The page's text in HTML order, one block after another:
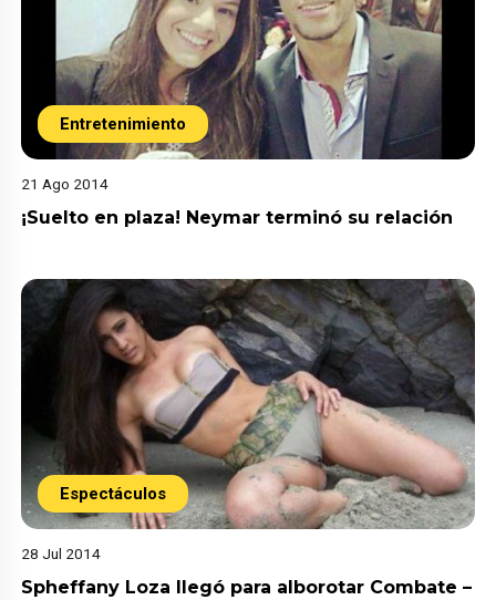
Entretenimiento
21 Ago 2014
¡Suelto en plaza! Neymar terminó su relación
Espectáculos
28 Jul 2014
Spheffany Loza llegó para alborotar Combate –